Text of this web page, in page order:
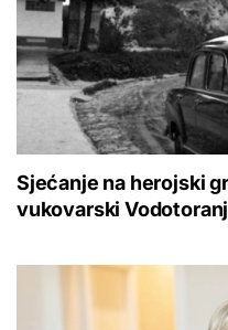
Sjećanje na herojski
vukovarski